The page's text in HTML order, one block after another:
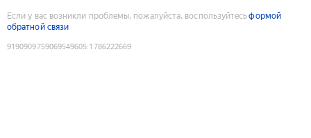
Если у вас возникли проблемы, пожалуйста, воспользуйтесьформой
обратной связи
9190909759069549605:1786222669